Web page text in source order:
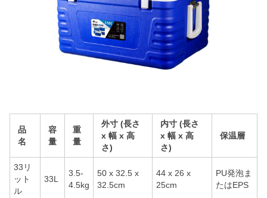
品
名
容
量
重
量
外寸 (長さ
x 幅 x 高
さ)
内寸 (長さ
x 幅 x 高
さ)
保温層
33リ
ット
ル
33L
3.5-
4.5kg
50 x 32.5 x
32.5cm
44 x 26 x
25cm
PU発泡ま
たはEPS